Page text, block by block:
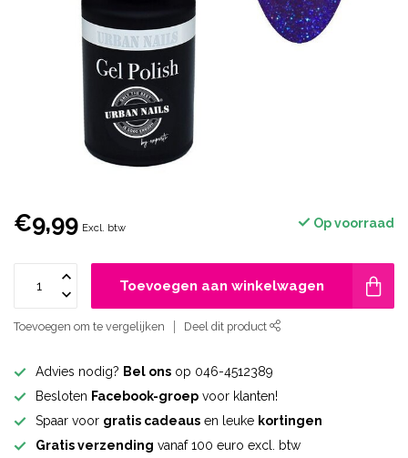
€9,99 Excl. btw Op voorraad
Toevoegen aan winkelwagen
Toevoegen om te vergelijken Deel dit product
Advies nodig? Bel ons op 046-4512389
Besloten Facebook-groep voor klanten!
Spaar voor gratis cadeaus en leuke kortingen
Gratis verzending vanaf 100 euro excl. btw